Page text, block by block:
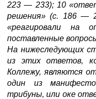
223— 233); 10
решения» (с. 186—
«реагировали на
поставленные
На нижеследующих
из этих ответов,
Коллежу, являются
один из
трибуны, или оке